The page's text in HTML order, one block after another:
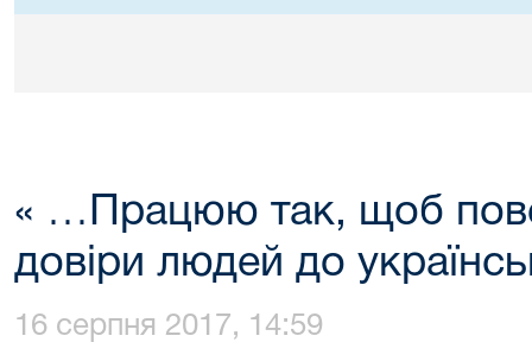
« …Працюю так, щоб
довіри людей до
16 серпня 2017, 14:59